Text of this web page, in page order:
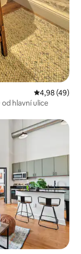
Průměrné
4,98 (49)
hlavní ulice